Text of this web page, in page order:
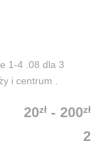
1-4 .08 dla 3
i centrum .
20zł - 200zł
2